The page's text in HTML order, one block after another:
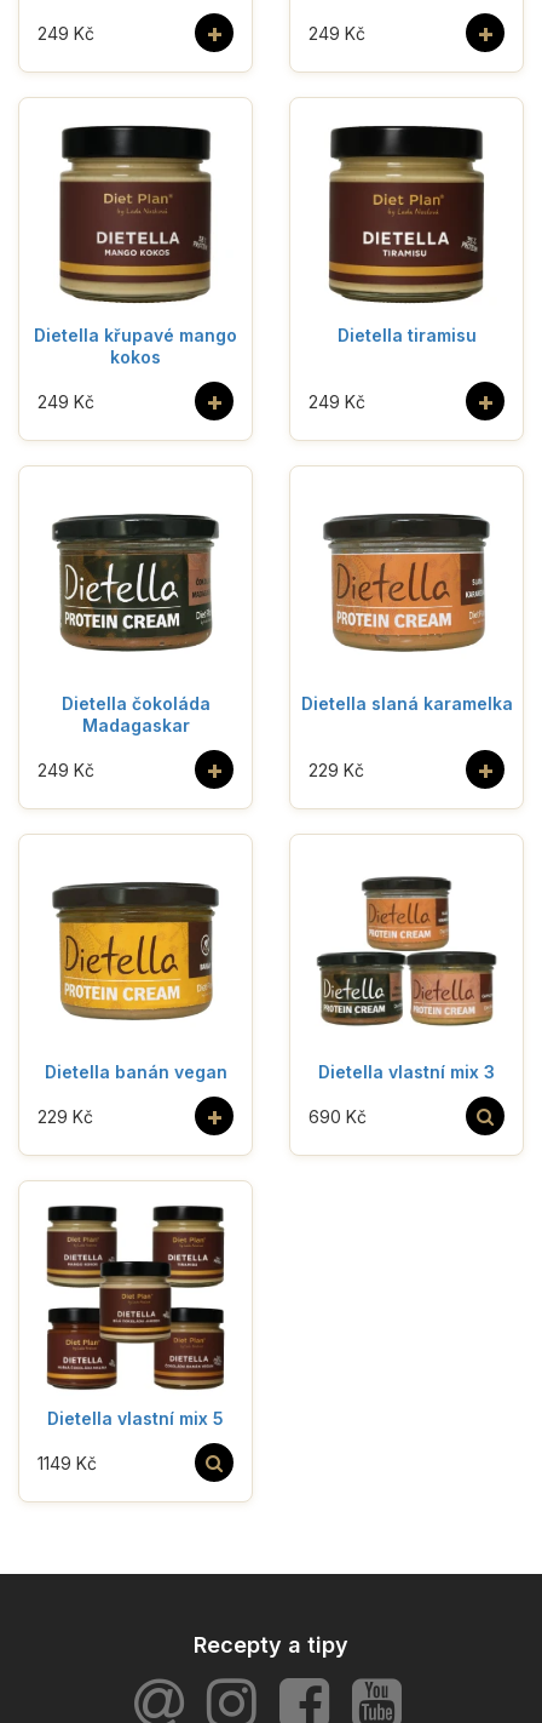
+
249 Kč +
249 Kč
Dietella křupavé mango
kokos
+
249 Kč
Dietella tiramisu
+
249 Kč
Dietella čokoláda
Madagaskar
+
249 Kč
Dietella slaná karamelka
+
229 Kč
Dietella banán vegan
+
229 Kč
Dietella vlastní mix 3
690 Kč
Dietella vlastní mix 5
1149 Kč
Recepty a tipy